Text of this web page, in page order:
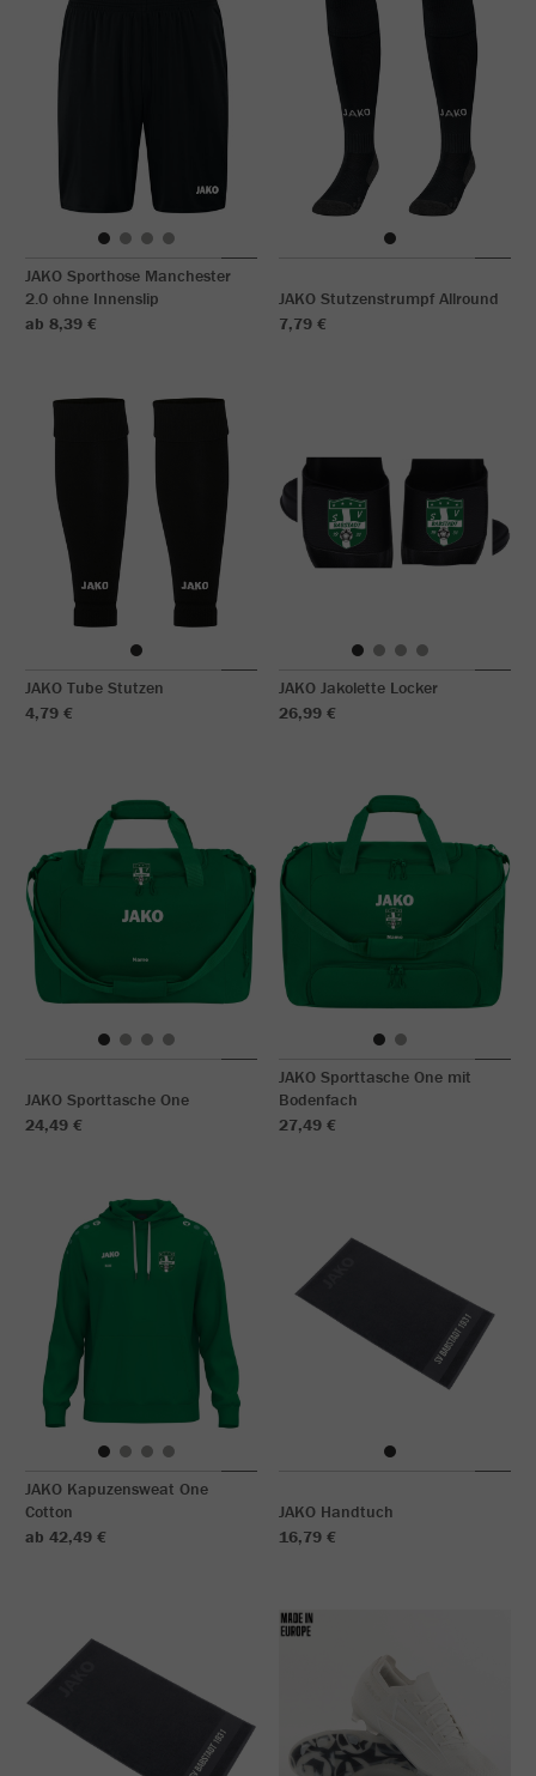
JAKO Sporthose Manchester
2.0 ohne Innenslip
ab 8,39 €
JAKO Stutzenstrumpf Allround
7,79 €
JAKO Tube Stutzen
4,79 €
JAKO Jakolette Locker
26,99 €
JAKO Sporttasche One
24,49 €
JAKO Sporttasche One mit
Bodenfach
27,49 €
JAKO Kapuzensweat One
Cotton
ab 42,49 €
JAKO Handtuch
16,79 €